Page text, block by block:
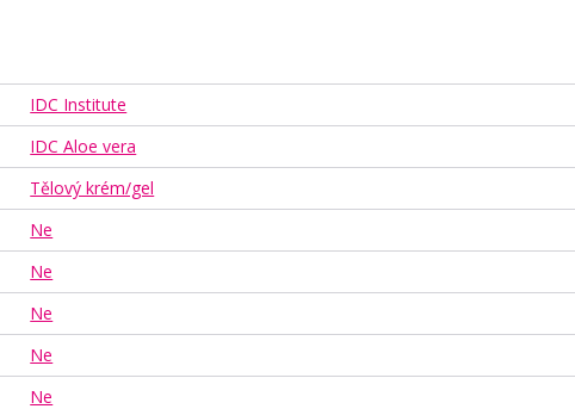
IDC Institute
IDC Aloe vera
Tělový krém/gel
Ne
Ne
Ne
Ne
Ne